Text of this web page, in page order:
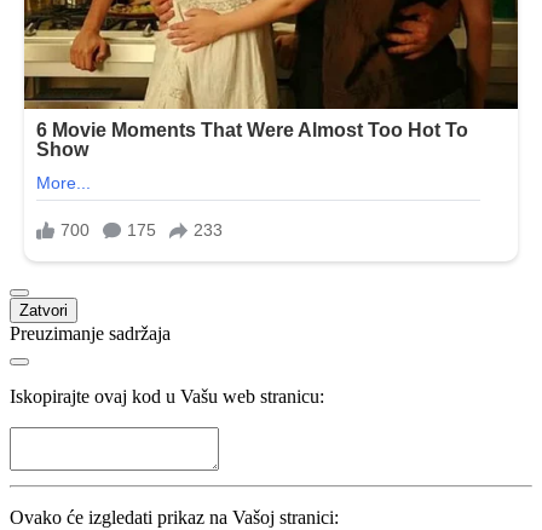
Zatvori
Preuzimanje sadržaja
Iskopirajte ovaj kod u Vašu web stranicu:
Ovako će izgledati prikaz na Vašoj stranici: